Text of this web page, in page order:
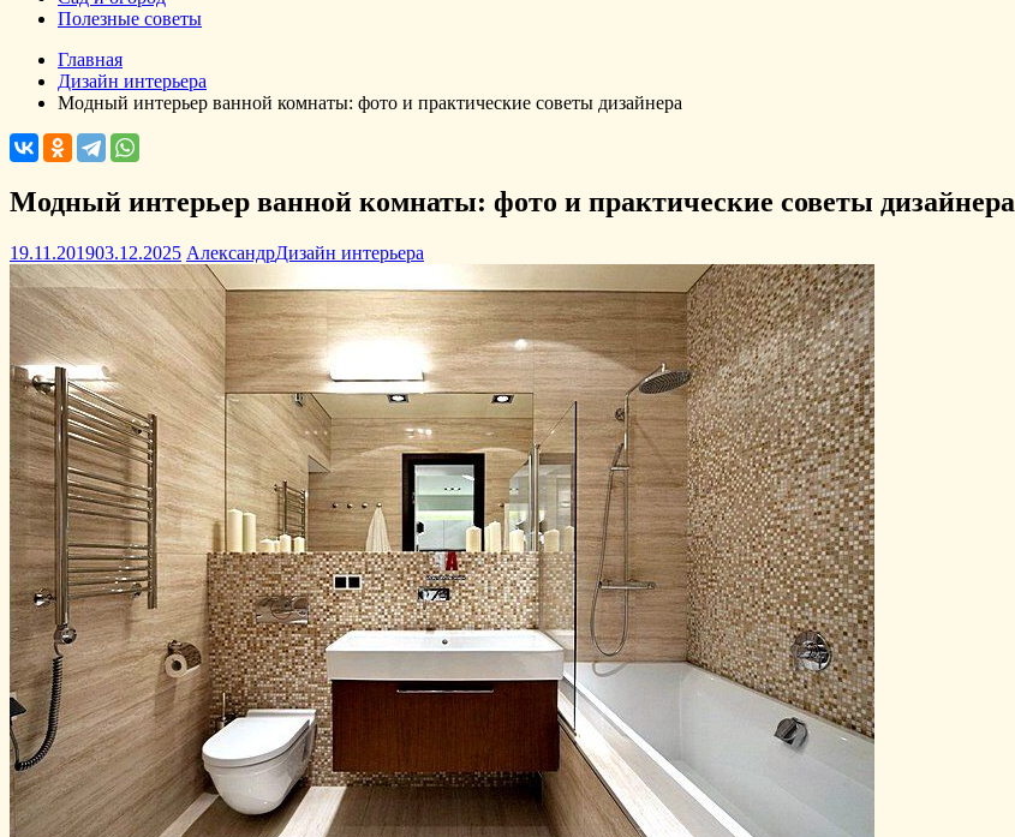
Полезные советы
Главная
Дизайн интерьера
Модный интерьер ванной комнаты: фото и практические советы дизайнера
Модный интерьер ванной комнаты: фото и практические советы дизайнера
19.11.201903.12.2025 АлександрДизайн интерьера